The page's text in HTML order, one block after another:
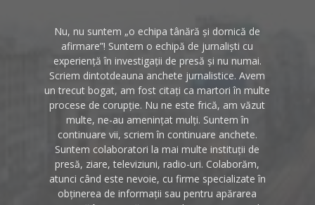
Nu, nu suntem „o echipa tânără și dornică de
afirmare”! Suntem o echipă de jurnaliști cu
experiență în investigații de presă și nu numai.
Scriem dintotdeauna anchete jurnalistice. Avem
un trecut bogat, am fost citați ca martori în multe
procese de corupție. Nu ne este frică, am văzut
multe, ne-au amenințat mulți. Suntem în
continuare vii, scriem în continuare anchete.
Suntem colaboratori la mai multe instituții de
presă, ziare, televiziuni, radio-uri. Colaborăm,
atunci când este nevoie, cu firme specializate în
obținerea de informații sau pentru apărarea